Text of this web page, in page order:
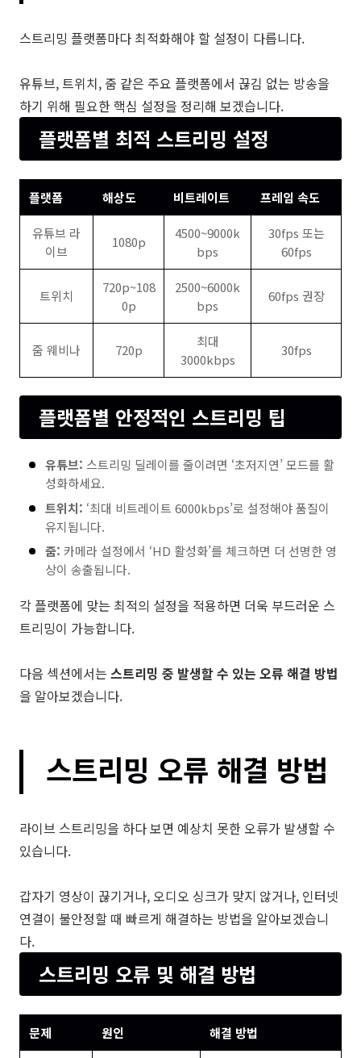
스트리밍 플랫폼마다 최적화해야 할 설정이 다릅니다.
유튜브, 트위치, 줌 같은 주요 플랫폼에서 끊김 없는 방송을
하기 위해 필요한 핵심 설정을 정리해 보겠습니다.
플랫폼별 최적 스트리밍 설정
플랫폼 해상도 비트레이트 프레임 속도
유튜브 라
이브
1080p
4500~9000k
bps
30fps 또는
60fps
트위치
720p~108
0p
2500~6000k
bps
60fps 권장
줌 웨비나 720p
최대
3000kbps
30fps
플랫폼별 안정적인 스트리밍 팁
유튜브: 스트리밍 딜레이를 줄이려면 ‘초저지연’ 모드를 활
성화하세요.
트위치: ‘최대 비트레이트 6000kbps’로 설정해야 품질이
유지됩니다.
줌: 카메라 설정에서 ‘HD 활성화’를 체크하면 더 선명한 영
상이 송출됩니다.
각 플랫폼에 맞는 최적의 설정을 적용하면 더욱 부드러운 스
트리밍이 가능합니다.
다음 섹션에서는 스트리밍 중 발생할 수 있는 오류 해결 방법
을 알아보겠습니다.
스트리밍 오류 해결 방법
라이브 스트리밍을 하다 보면 예상치 못한 오류가 발생할 수
있습니다.
갑자기 영상이 끊기거나, 오디오 싱크가 맞지 않거나, 인터넷
연결이 불안정할 때 빠르게 해결하는 방법을 알아보겠습니
다.
스트리밍 오류 및 해결 방법
문제 원인 해결 방법